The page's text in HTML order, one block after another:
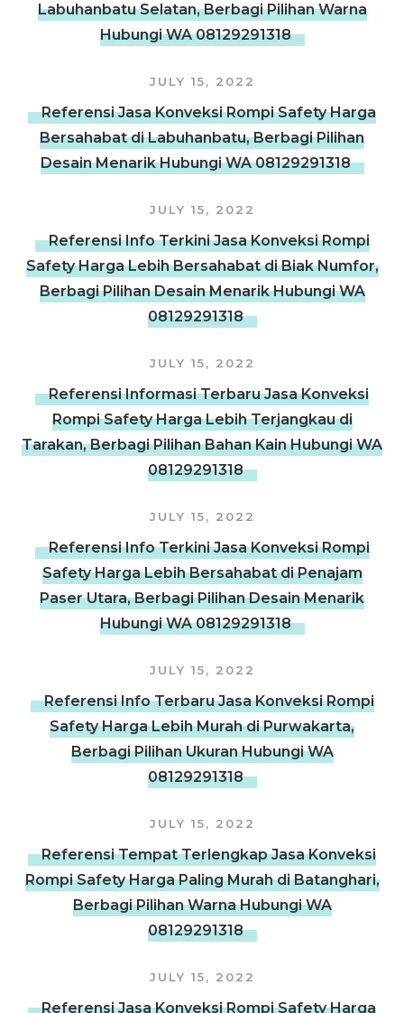
Labuhanbatu Selatan, Berbagi Pilihan Warna
Hubungi WA 08129291318
JULY 15, 2022
Referensi Jasa Konveksi Rompi Safety Harga
Bersahabat di Labuhanbatu, Berbagi Pilihan
Desain Menarik Hubungi WA 08129291318
JULY 15, 2022
Referensi Info Terkini Jasa Konveksi Rompi
Safety Harga Lebih Bersahabat di Biak Numfor,
Berbagi Pilihan Desain Menarik Hubungi WA
08129291318
JULY 15, 2022
Referensi Informasi Terbaru Jasa Konveksi
Rompi Safety Harga Lebih Terjangkau di
Tarakan, Berbagi Pilihan Bahan Kain Hubungi WA
08129291318
JULY 15, 2022
Referensi Info Terkini Jasa Konveksi Rompi
Safety Harga Lebih Bersahabat di Penajam
Paser Utara, Berbagi Pilihan Desain Menarik
Hubungi WA 08129291318
JULY 15, 2022
Referensi Info Terbaru Jasa Konveksi Rompi
Safety Harga Lebih Murah di Purwakarta,
Berbagi Pilihan Ukuran Hubungi WA
08129291318
JULY 15, 2022
Referensi Tempat Terlengkap Jasa Konveksi
Rompi Safety Harga Paling Murah di Batanghari,
Berbagi Pilihan Warna Hubungi WA
08129291318
JULY 15, 2022
Referensi Jasa Konveksi Rompi Safety Harga